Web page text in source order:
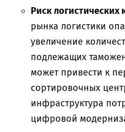
Риск логистических
рынка логистики
увеличение
подлежащих
может привести к
сортировочных
инфраструктура
цифровой